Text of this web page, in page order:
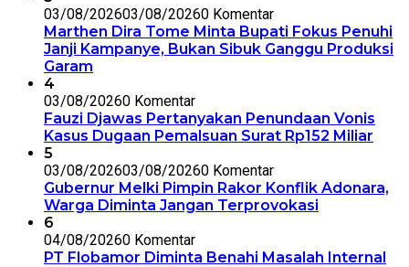
03/08/202603/08/20260 Komentar
Marthen Dira Tome Minta Bupati Fokus Penuhi
Janji Kampanye, Bukan Sibuk Ganggu Produksi
Garam
4
03/08/20260 Komentar
Fauzi Djawas Pertanyakan Penundaan Vonis
Kasus Dugaan Pemalsuan Surat Rp152 Miliar
5
03/08/202603/08/20260 Komentar
Gubernur Melki Pimpin Rakor Konflik Adonara,
Warga Diminta Jangan Terprovokasi
6
04/08/20260 Komentar
PT Flobamor Diminta Benahi Masalah Internal